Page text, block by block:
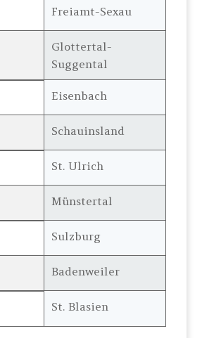
Freiamt-Sexau
Glottertal-
Suggental
Eisenbach
Schauinsland
St. Ulrich
Münstertal
Sulzburg
Badenweiler
St. Blasien